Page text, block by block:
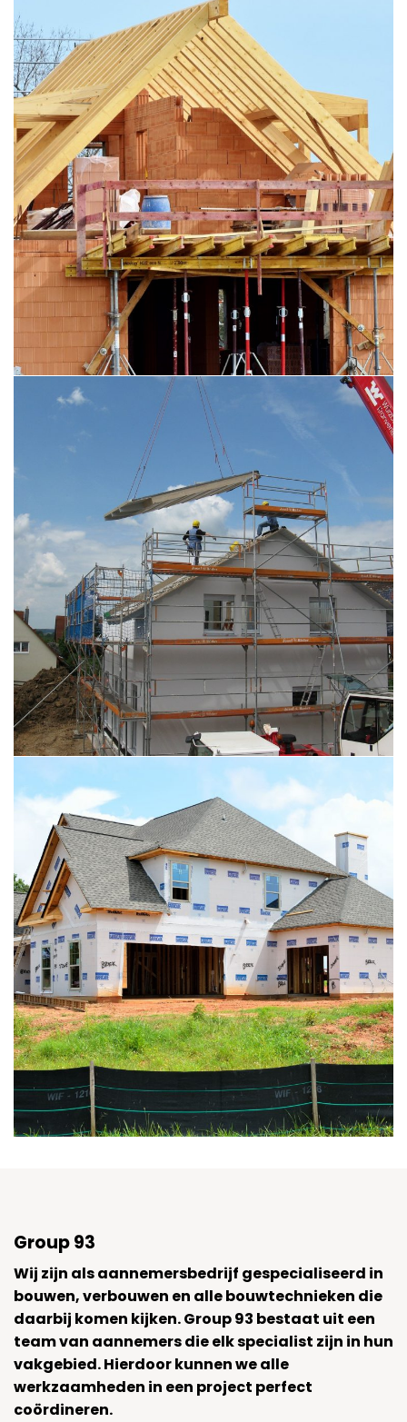
Group 93
Wij zijn als aannemersbedrijf gespecialiseerd in
bouwen, verbouwen en alle bouwtechnieken die
daarbij komen kijken. Group 93 bestaat uit een
team van aannemers die elk specialist zijn in hun
vakgebied. Hierdoor kunnen we alle
werkzaamheden in een project perfect
coördineren.